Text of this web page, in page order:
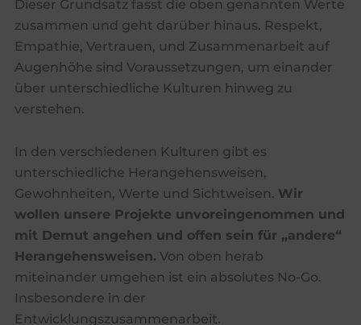
Dieser Grundsatz fasst die oben genannten Werte
zusammen und geht darüber hinaus. Respekt,
Empathie, Vertrauen, und Zusammenarbeit auf
Augenhöhe sind Voraussetzungen, um einander
über unterschiedliche Kulturen hinweg zu
verstehen.
In den verschiedenen Kulturen gibt es
unterschiedliche Herangehensweisen,
Gewohnheiten, Werte und Sichtweisen. Wir
wollen unsere Projekte unvoreingenommen und
mit Demut angehen und offen sein für „andere“
Herangehensweisen. Von oben herab
miteinander umgehen ist ein absolutes No-Go.
Insbesondere in der
Entwicklungszusammenarbeit.